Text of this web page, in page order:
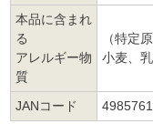
本品に含まれ
る
アレルギー物
質
（特定
小麦、
JANコード